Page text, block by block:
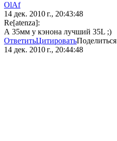
OlAf
14 дек. 2010 г., 20:43:48
Re[atenza]:
А 35мм у кэнона лучший 35L ;)
ОтветитьЦитироватьПоделиться
14 дек. 2010 г., 20:44:48